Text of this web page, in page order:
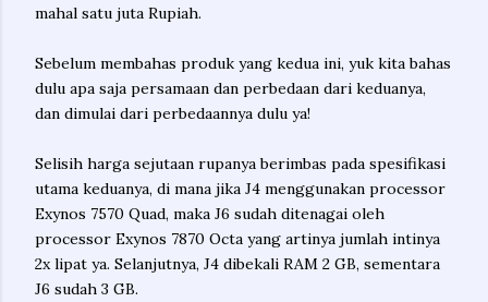
mahal satu juta Rupiah.
Sebelum membahas produk yang kedua ini, yuk kita bahas
dulu apa saja persamaan dan perbedaan dari keduanya,
dan dimulai dari perbedaannya dulu ya!
Selisih harga sejutaan rupanya berimbas pada spesifikasi
utama keduanya, di mana jika J4 menggunakan processor
Exynos 7570 Quad, maka J6 sudah ditenagai oleh
processor Exynos 7870 Octa yang artinya jumlah intinya
2x lipat ya. Selanjutnya, J4 dibekali RAM 2 GB, sementara
J6 sudah 3 GB.